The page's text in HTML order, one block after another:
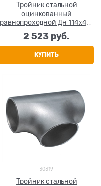
Тройник стальной
оцинкованный
равнопроходной Дн 114х4,0
(Ду 100) бесшовный ГОСТ
17376-2001
2 523 руб.
КУПИТЬ
30319
Тройник стальной